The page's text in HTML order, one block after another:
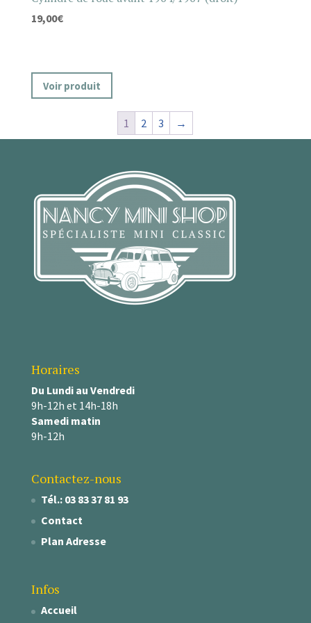
19,00€
Voir produit
1 2 3 →
Horaires
Du Lundi au Vendredi
9h-12h et 14h-18h
Samedi matin
9h-12h
Contactez-nous
Tél.: 03 83 37 81 93
Contact
Plan Adresse
Infos
Accueil